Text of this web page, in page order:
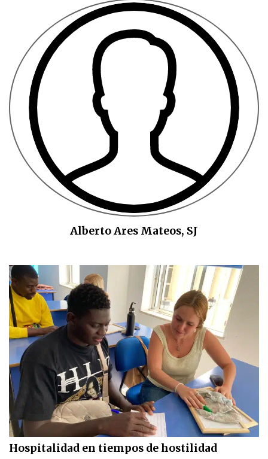
Alberto Ares Mateos, SJ
Hospitalidad en tiempos de hostilidad